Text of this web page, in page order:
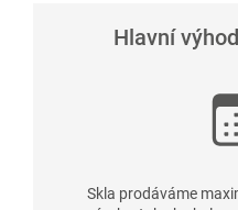
Hlavní
Skla prodáváme